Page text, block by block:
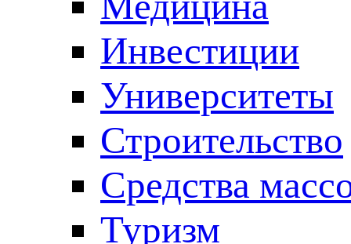
Инвестиции
Университеты
Строительство
Средства
Туризм